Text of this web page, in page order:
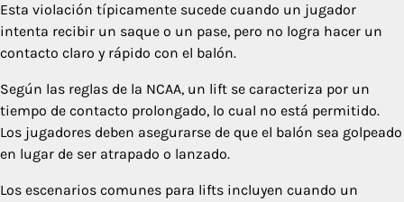
Esta violación típicamente sucede cuando un jugador
intenta recibir un saque o un pase, pero no logra hacer un
contacto claro y rápido con el balón.
Según las reglas de la NCAA, un lift se caracteriza por un
tiempo de contacto prolongado, lo cual no está permitido.
Los jugadores deben asegurarse de que el balón sea golpeado
en lugar de ser atrapado o lanzado.
Los escenarios comunes para lifts incluyen cuando un